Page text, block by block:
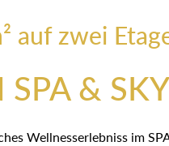
auf zwei
&
Wellnesserlebniss im